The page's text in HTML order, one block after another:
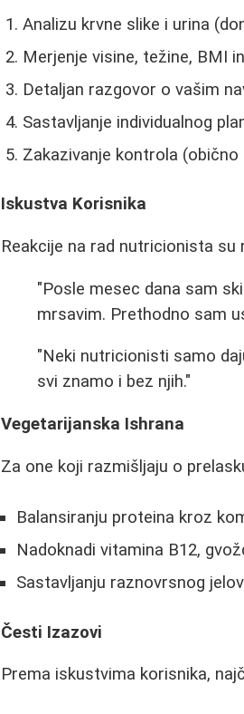
Analizu krvne slike i urina
Merjenje visine, težine, BMI
Detaljan razgovor o vašim
Sastavljanje individualnog
Zakazivanje kontrola (obično
Iskustva Korisnika
Reakcije na rad nutricionista su
"Posle mesec dana sam
mrsavim. Prethodno sam
"Neki nutricionisti samo
svi znamo i bez njih."
Vegetarijanska Ishrana
Za one koji razmišljaju o
Balansiranju proteina kroz
Nadoknadi vitamina B12,
Sastavljanju raznovrsnog
Česti Izazovi
Prema iskustvima korisnika,